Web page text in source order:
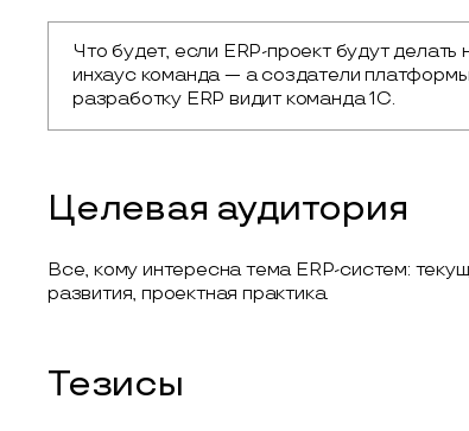
Что будет, если ERP-проект будут
инхаус команда — а создатели
разработку ERP видит команда 1С.
Целевая аудитория
Все, кому интересна тема ERP-систем:
развития, проектная практика.
Тезисы